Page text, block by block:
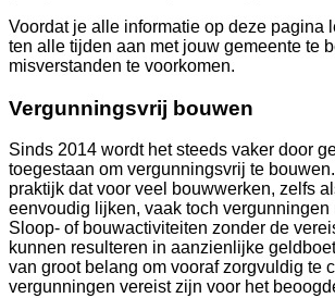
Voordat je alle informatie op deze pagina
ten alle tijden aan met jouw gemeente te
misverstanden te voorkomen.
Vergunningsvrij bouwen
Sinds 2014 wordt het steeds vaker door
toegestaan om vergunningsvrij te
praktijk dat voor veel bouwwerken, zelfs
eenvoudig lijken, vaak toch
Sloop- of bouwactiviteiten zonder de
kunnen resulteren in aanzienlijke
van groot belang om vooraf zorgvuldig te
vergunningen vereist zijn voor het